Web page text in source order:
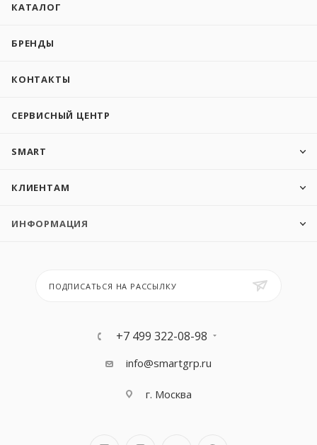
КАТАЛОГ
БРЕНДЫ
КОНТАКТЫ
СЕРВИСНЫЙ ЦЕНТР
SMART
КЛИЕНТАМ
ИНФОРМАЦИЯ
ПОДПИСАТЬСЯ НА РАССЫЛКУ
+7 499 322-08-98
info@smartgrp.ru
г. Москва